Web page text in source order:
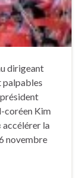
dirigeant
palpables
coréen Kim
accélérer la
novembre